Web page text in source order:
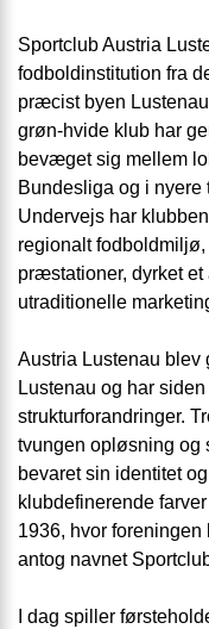
Sportclub Austria
fodboldinstitution fra
præcist byen
grøn-hvide klub har
bevæget sig mellem
Bundesliga og i
Undervejs har
regionalt
præstationer, dyrket et
utraditionelle
Austria Lustenau blev
Lustenau og har
strukturforandringer.
tvungen opløsning og
bevaret sin identitet
klubdefinerende
1936, hvor
antog navnet
I dag spiller